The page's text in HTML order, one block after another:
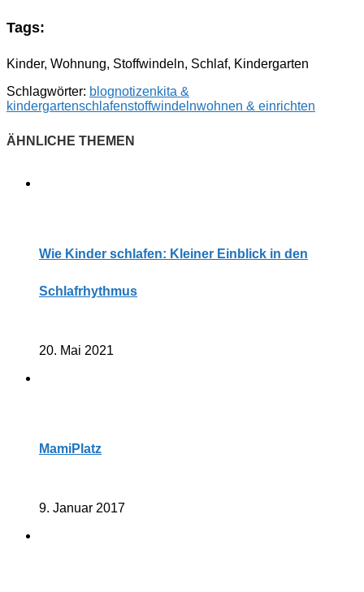
Tags:
Kinder, Wohnung, Stoffwindeln, Schlaf, Kindergarten
Schlagwörter: blognotizenkita &
kindergartenschlafenstoffwindelnwohnen & einrichten
Wie Kinder schlafen: Kleiner Einblick in den
Schlafrhythmus
20. Mai 2021
MamiPlatz
9. Januar 2017